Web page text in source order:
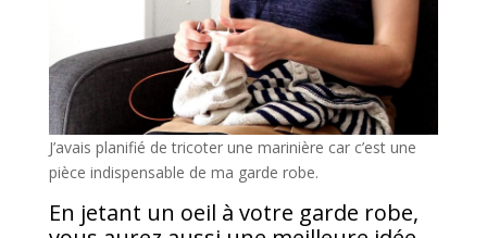
J’avais planifié de tricoter une marinière car c’est une
pièce indispensable de ma garde robe.
En jetant un oeil à votre garde robe,